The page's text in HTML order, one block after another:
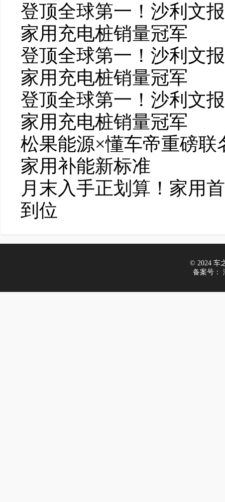
登顶全球第一！沙利文
家用充电桩销量冠军
登顶全球第一！沙利文
家用充电桩销量冠军
登顶全球第一！沙利文
家用充电桩销量冠军
松果能源×懂车帝重磅
家用补能新标准
月末入手正划算！家用
到位
© 2024 车
备案号：